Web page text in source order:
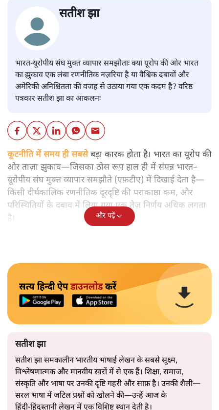
सतीश झा
भारत-यूरोपीय संघ मुक्त व्यापार समझौताः क्या यूरोप की ओर भारत
का झुकाव एक लंबा रणनीतिक नज़रिया है या वैश्विक दबावों और
अमेरिकी अनिश्चितता की वजह से उठाया गया एक कदम है? वरिष्ठ
पत्रकार सतीश झा का आकलनः
कूटनीति में समय ही सबसेबड़ा कारक होता है। भारत का यूरोप की
ओर ताज़ा झुकाव—जिसका ठोस रूप हाल ही में संपन्न भारत–
यूरोपीय संघ मुक्त व्यापार समझौते (एफ़टीए) में दिखाई देता है—
किसी दीर्घकालिक रणनीतिक दूरदृष्टि की पराकाष्ठा कम, और
परिस्थितियों के दबाव में लिया गया एक तेज़ निर्णय अधिक लगता
है।
और पढ़ें
सत्य हिन्दी ऐपडाउनलोडकरें
सतीश झा
सतीश झा समकालीन भारतीय भाषाई लेखन के सबसे सूक्ष्म,
विश्लेषणात्मक और मानवीय स्वरों में से एक हैं। शिक्षा, समाज,
संस्कृति और भाषा पर उनकी दृष्टि गहरी और साफ़ है। उनकी शैली—
सरल भाषा में जटिल प्रश्नों को खोलने की—उन्हें आज के